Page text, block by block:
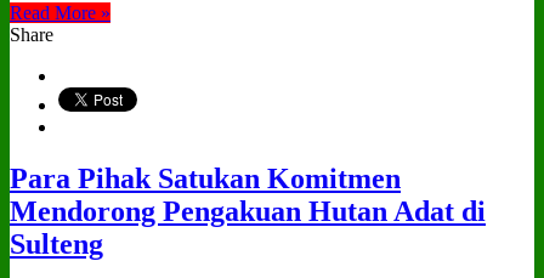
Read More »
Share
Para Pihak Satukan Komitmen
Mendorong Pengakuan Hutan Adat di
Sulteng